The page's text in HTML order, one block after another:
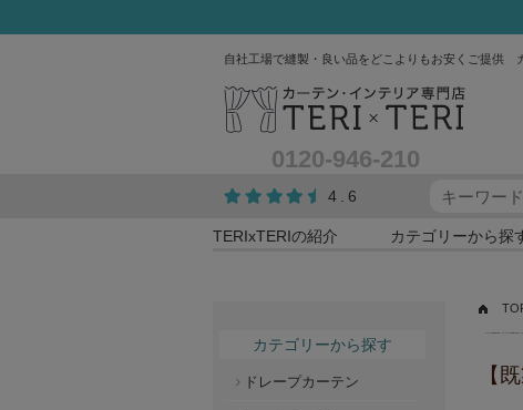
自社工場で縫製・良い品をどこよりもお安くご提供
0120-946-210
4.6
TERIxTERIの紹介 カテゴリーから探
【
カテゴリーから探す
ドレープカーテン